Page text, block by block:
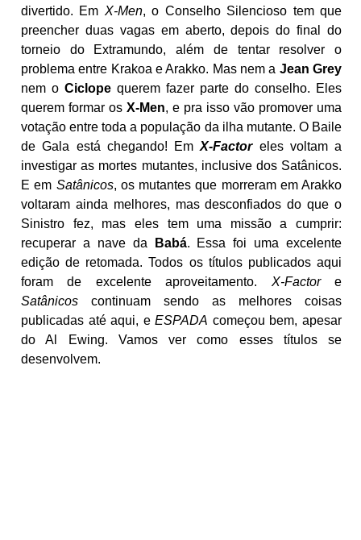
divertido. Em X-Men, o Conselho Silencioso tem que
preencher duas vagas em aberto, depois do final do
torneio do Extramundo, além de tentar resolver o
problema entre Krakoa e Arakko. Mas nem a Jean Grey
nem o Ciclope querem fazer parte do conselho. Eles
querem formar os X-Men, e pra isso vão promover uma
votação entre toda a população da ilha mutante. O Baile
de Gala está chegando! EmX-Factoreles voltam a
investigar as mortes mutantes, inclusive dos Satânicos.
E em Satânicos, os mutantes que morreram em Arakko
voltaram ainda melhores, mas desconfiados do que o
Sinistro fez, mas eles tem uma missão a cumprir:
recuperar a nave da
Babá. Essa foi uma excelente
edição de retomada. Todos os títulos publicados aqui
foram de excelente aproveitamento. X-Factore
Satânicos continuam sendo as melhores coisas
publicadas até aqui, eESPADA começou bem, apesar
do Al Ewing. Vamos ver como esses títulos se
desenvolvem.